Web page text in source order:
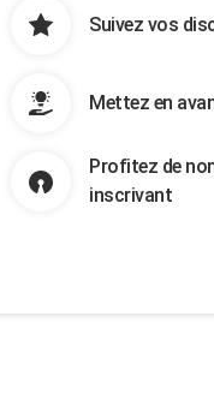
Suivez vos
Mettez en
Profitez de
inscrivant